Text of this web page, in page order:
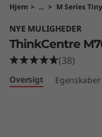
C
e
n
Hjem > ... > M Series Tiny
NYE MULIGHEDER
ThinkCentre
(38)
Oversigt Egenskaber